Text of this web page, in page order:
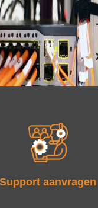
Support aanvragen